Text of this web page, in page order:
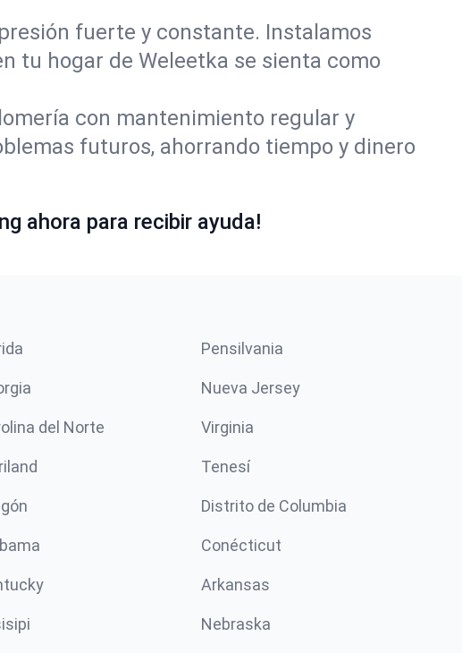
fuerte y constante. Instalamos
tu hogar de Weleetka se sienta como
con mantenimiento regular y
futuros, ahorrando tiempo y dinero
ahora para recibir ayuda!
Pensilvania
Nueva Jersey
del Norte Virginia
Tenesí
Distrito de Columbia
Conécticut
Arkansas
Nebraska